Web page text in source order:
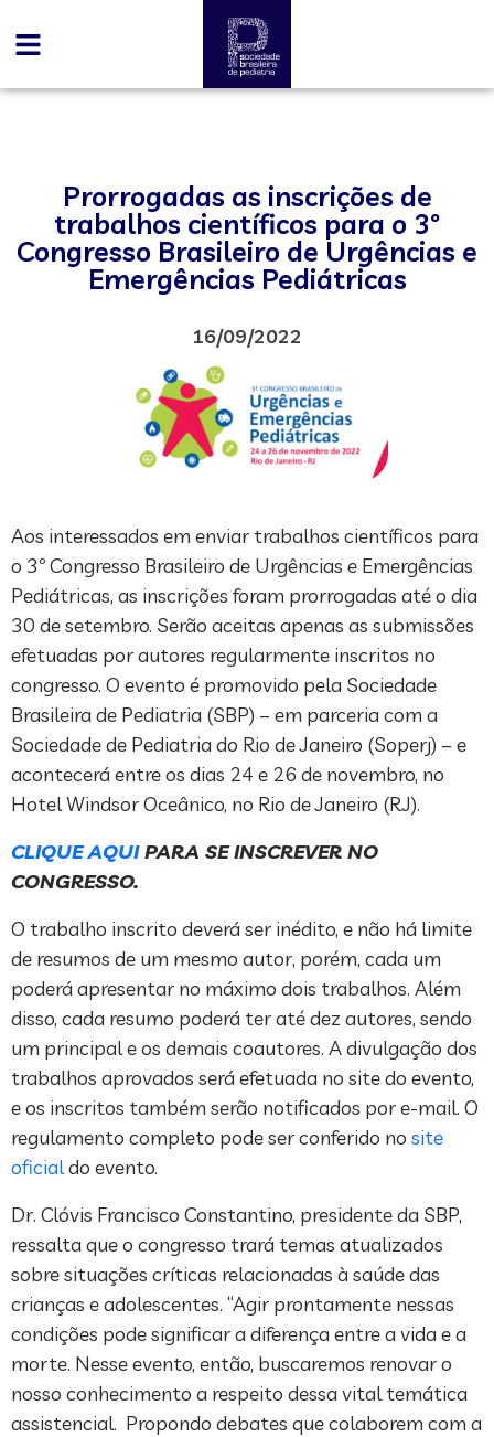
Prorrogadas as inscrições de
trabalhos científicos para o 3º
Congresso Brasileiro de Urgências e
Emergências Pediátricas
16/09/2022
Aos interessados em enviar trabalhos científicos para
o 3º Congresso Brasileiro de Urgências e Emergências
Pediátricas, as inscrições foram prorrogadas até o dia
30 de setembro. Serão aceitas apenas as submissões
efetuadas por autores regularmente inscritos no
congresso. O evento é promovido pela Sociedade
Brasileira de Pediatria (SBP) – em parceria com a
Sociedade de Pediatria do Rio de Janeiro (Soperj) – e
acontecerá entre os dias 24 e 26 de novembro, no
Hotel Windsor Oceânico, no Rio de Janeiro (RJ).
CLIQUE AQUIPARA SE INSCREVER NO
CONGRESSO.
O trabalho inscrito deverá ser inédito, e não há limite
de resumos de um mesmo autor, porém, cada um
poderá apresentar no máximo dois trabalhos. Além
disso, cada resumo poderá ter até dez autores, sendo
um principal e os demais coautores. A divulgação dos
trabalhos aprovados será efetuada no site do evento,
e os inscritos também serão notificados por e-mail. O
regulamento completo pode ser conferido no site
oficialdo evento.
Dr. Clóvis Francisco Constantino, presidente da SBP,
ressalta que o congresso trará temas atualizados
sobre situações críticas relacionadas à saúde das
crianças e adolescentes. “Agir prontamente nessas
condições pode significar a diferença entre a vida e a
morte. Nesse evento, então, buscaremos renovar o
nosso conhecimento a respeito dessa vital temática
assistencial. Propondo debates que colaborem com a